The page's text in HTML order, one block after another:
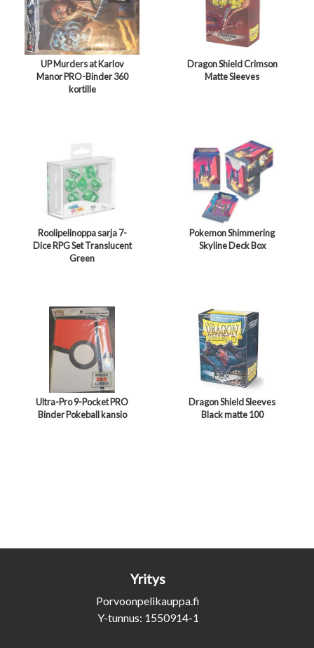
UP Murders at Karlov
Manor PRO-Binder 360
kortille
Dragon Shield Crimson
Matte Sleeves
Roolipelinoppa sarja 7-
Dice RPG Set Translucent
Green
Pokemon Shimmering
Skyline Deck Box
Ultra-Pro 9-Pocket PRO
Binder Pokeball kansio
Dragon Shield Sleeves
Black matte 100
Yritys
Porvoonpelikauppa.fi
Y-tunnus: 1550914-1